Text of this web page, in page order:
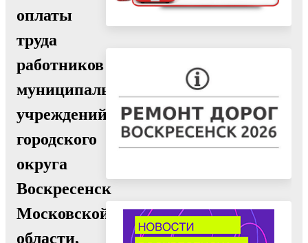
оплаты
труда
работников
муниципальных
учреждений
городского
округа
Воскресенск
Московской
области,